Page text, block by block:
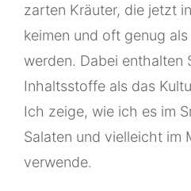
zarten Kräuter, die jetzt
keimen und oft genug als
werden. Dabei enthalten
Inhaltsstoffe als das
Ich zeige, wie ich es im
Salaten und vielleicht im
verwende.